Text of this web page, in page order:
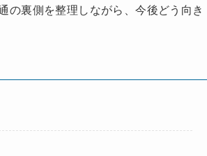
の裏側を整理しながら、今後どう向き